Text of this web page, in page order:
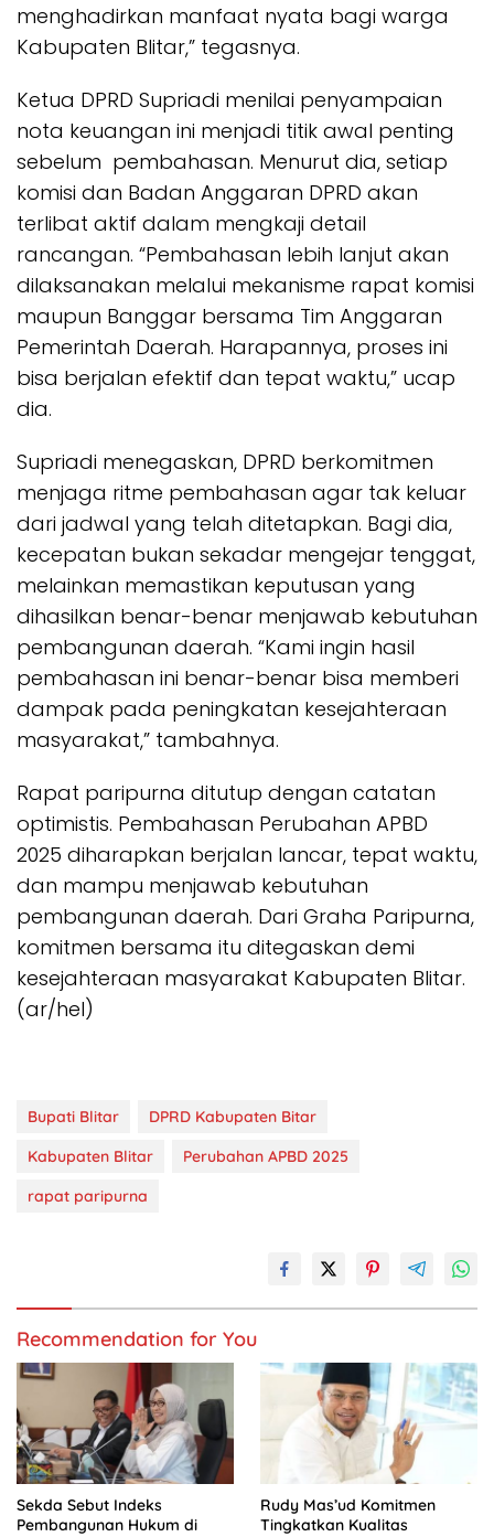
menghadirkan manfaat nyata bagi warga
Kabupaten Blitar,” tegasnya.
Ketua DPRD Supriadi menilai penyampaian
nota keuangan ini menjadi titik awal penting
sebelum pembahasan. Menurut dia, setiap
komisi dan Badan Anggaran DPRD akan
terlibat aktif dalam mengkaji detail
rancangan. “Pembahasan lebih lanjut akan
dilaksanakan melalui mekanisme rapat komisi
maupun Banggar bersama Tim Anggaran
Pemerintah Daerah. Harapannya, proses ini
bisa berjalan efektif dan tepat waktu,” ucap
dia.
Supriadi menegaskan, DPRD berkomitmen
menjaga ritme pembahasan agar tak keluar
dari jadwal yang telah ditetapkan. Bagi dia,
kecepatan bukan sekadar mengejar tenggat,
melainkan memastikan keputusan yang
dihasilkan benar-benar menjawab kebutuhan
pembangunan daerah. “Kami ingin hasil
pembahasan ini benar-benar bisa memberi
dampak pada peningkatan kesejahteraan
masyarakat,” tambahnya.
Rapat paripurna ditutup dengan catatan
optimistis. Pembahasan Perubahan APBD
2025 diharapkan berjalan lancar, tepat waktu,
dan mampu menjawab kebutuhan
pembangunan daerah. Dari Graha Paripurna,
komitmen bersama itu ditegaskan demi
kesejahteraan masyarakat Kabupaten Blitar.
(ar/hel)
Bupati Blitar
DPRD Kabupaten Bitar
Kabupaten Blitar
Perubahan APBD 2025
rapat paripurna
Recommendation for You
Sekda Sebut Indeks
Pembangunan Hukum di
Rudy Mas’ud Komitmen
Tingkatkan Kualitas